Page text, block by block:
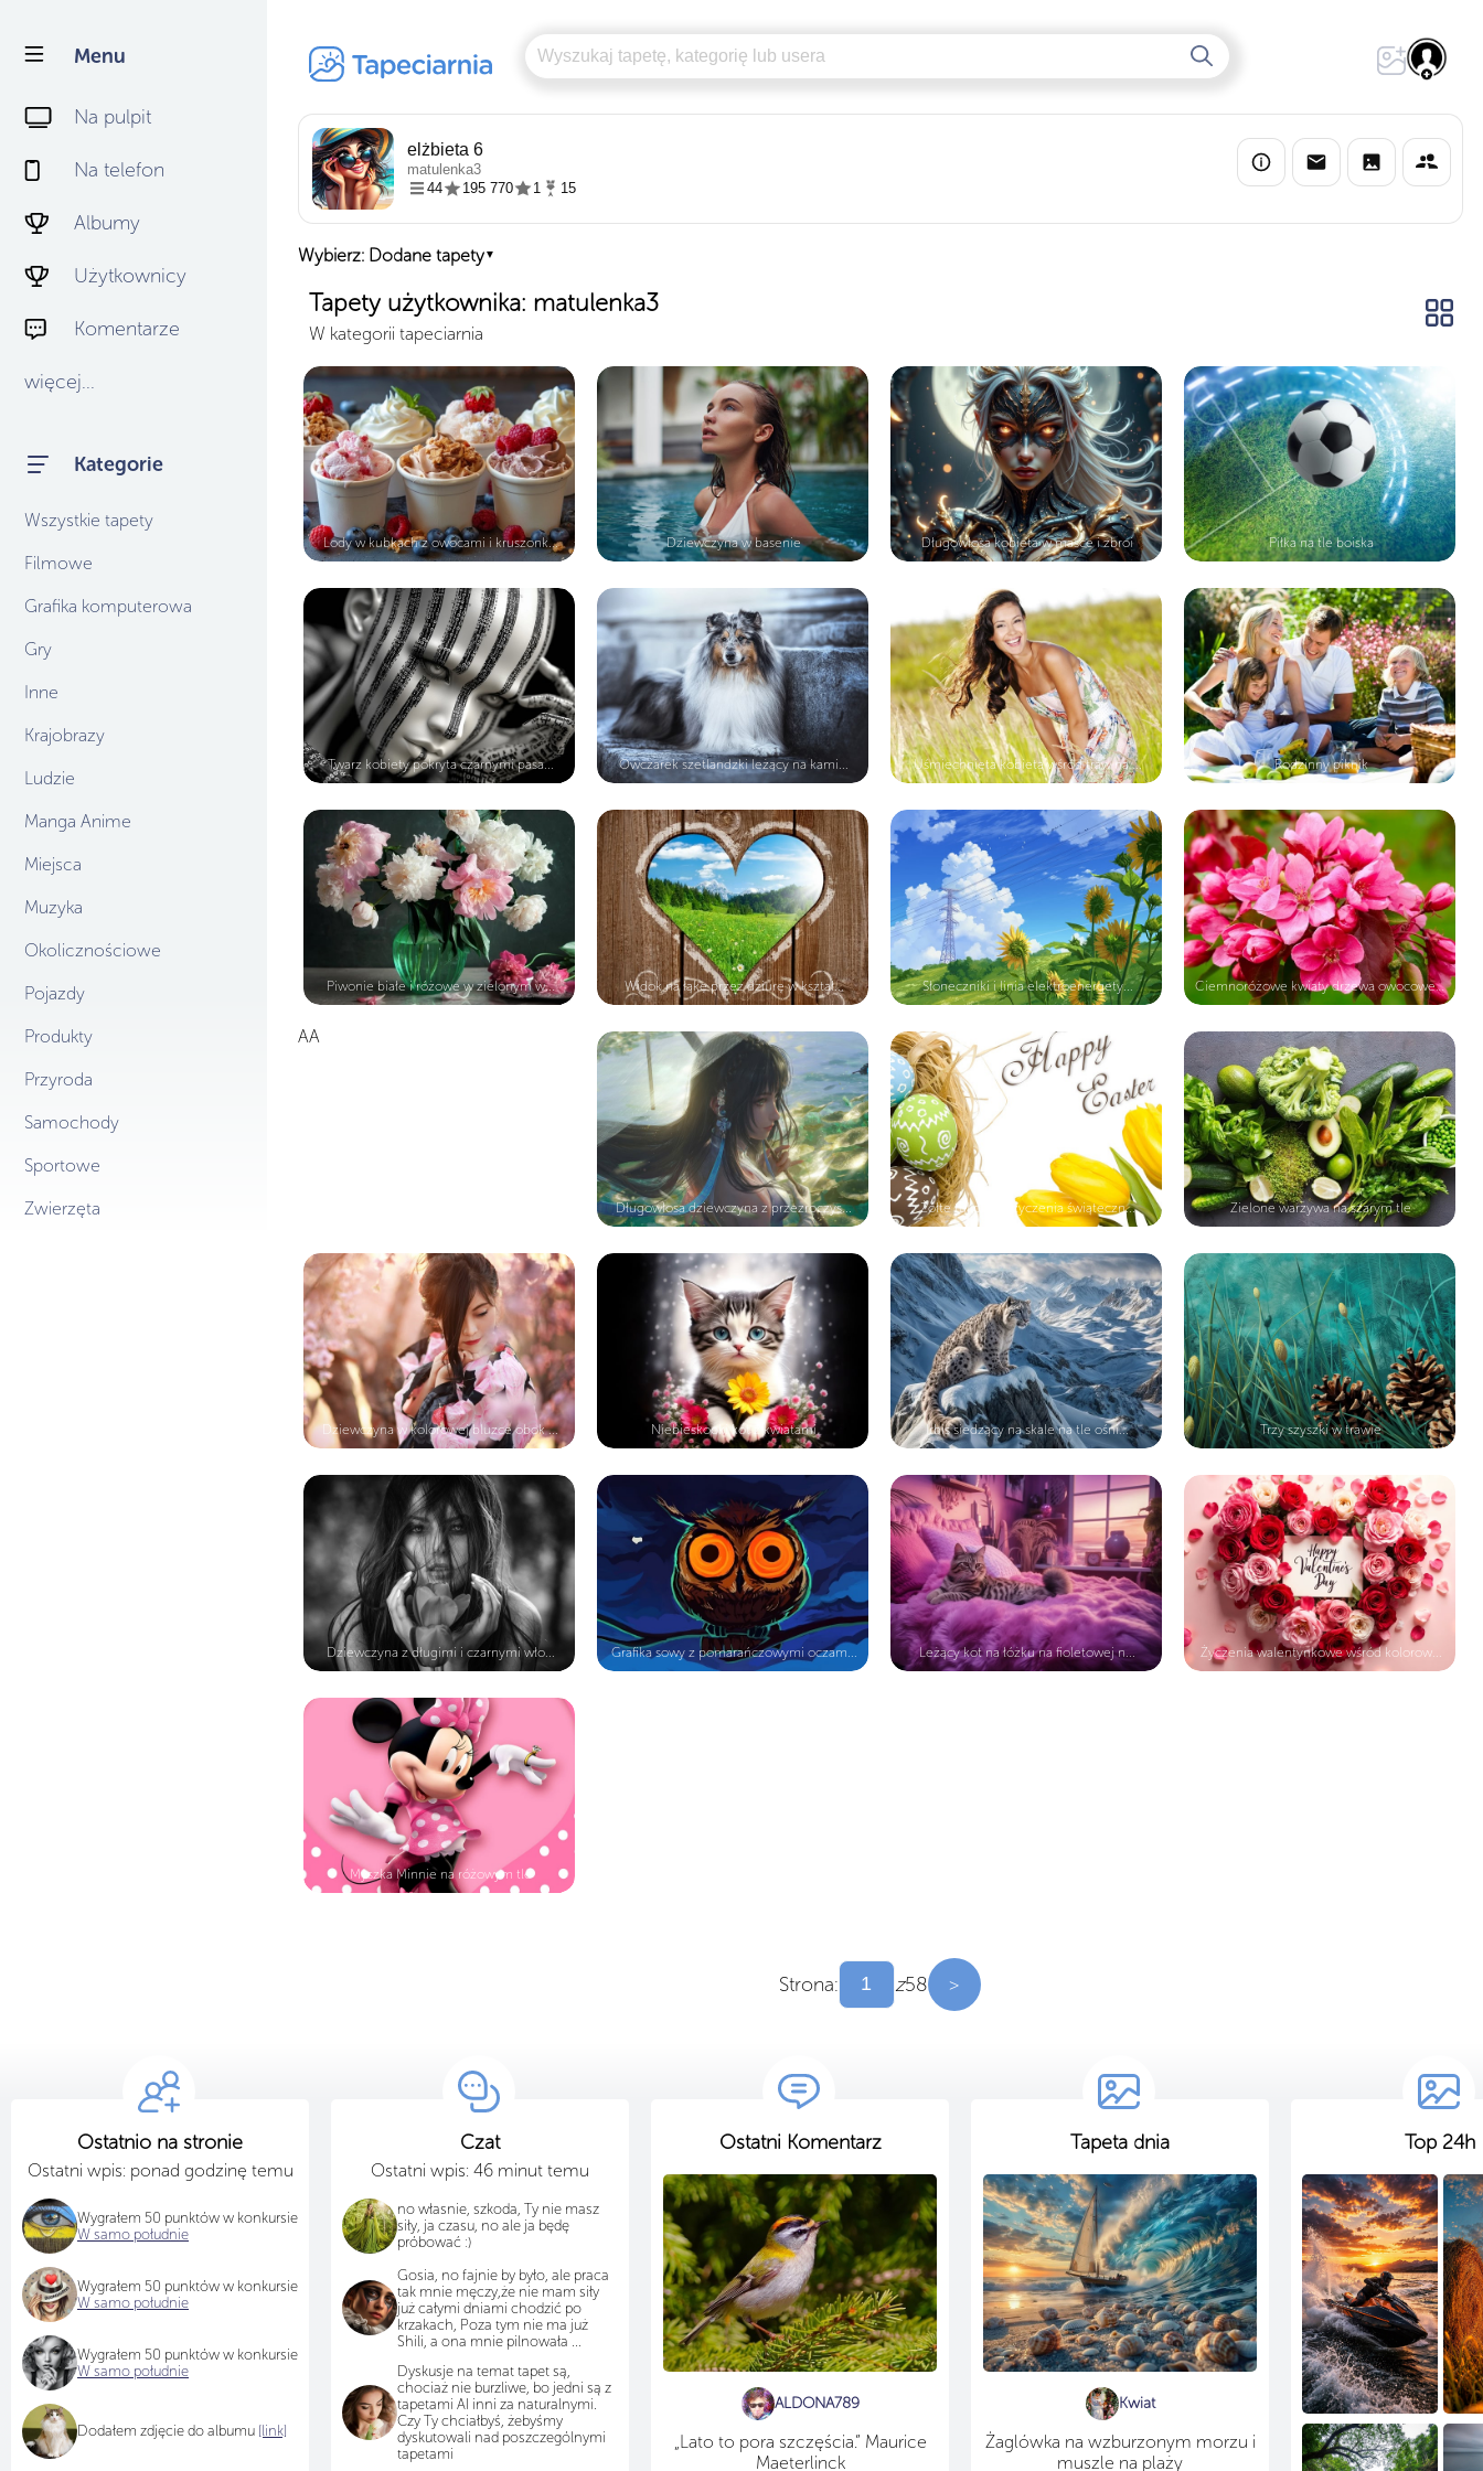
Menu
Na pulpit
Na telefon
Albumy
Użytkownicy
Komentarze
więcej...
Kategorie
Wszystkie tapety
Filmowe
Grafika komputerowa
Gry
Inne
Krajobrazy
Ludzie
Manga Anime
Miejsca
Muzyka
Okolicznościowe
Pojazdy
Produkty
Przyroda
Samochody
Sportowe
Zwierzęta
elżbieta 6
matulenka3
44
195 770 1 15
Wybierz: Dodane tapety▼
Tapety użytkownika: matulenka3
W kategorii tapeciarnia
Lody w kubkach z owocami i kruszonk... Dziewczyna w basenie Długowłosa kobieta w masce i zbroi Piłka na tle boiska
Twarz kobiety pokryta czarnymi pasa... Owczarek szetlandzki leżący na kami... Uśmiechnięta kobieta wśród traw na ... Rodzinny piknik
Piwonie białe i różowe w zielonym w... Widok na łąkę przez dziurę w kształ... Słoneczniki i linia elektroenergety... Ciemnoróżowe kwiaty drzewa owocoweg...
AA
Długowłosa dziewczyna z przezroczys... Żółte tulipany i życzenia świąteczn... Zielone warzywa na szarym tle
Dziewczyna w kolorowej bluzce obok ... Niebieskooki kot z kwiatami Irbis siedzący na skale na tle ośni... Trzy szyszki w trawie
Dziewczyna z długimi i czarnymi wło... Grafika sowy z pomarańczowymi oczam... Leżący kot na łóżku na fioletowej n... Życzenia walentynkowe wśród kolorow...
Myszka Minnie na różowym tle
Strona: z58 >
Ostatnio na stronie
Ostatni wpis: ponad godzinę temu
Wygrałem 50 punktów w konkursie
W samo południe
Wygrałem 50 punktów w konkursie
W samo południe
Wygrałem 50 punktów w konkursie
W samo południe
Dodałem zdjęcie do albumu [link]
Czat
Ostatni wpis: 46 minut temu
no własnie, szkoda, Ty nie masz
siły, ja czasu, no ale ja będę
próbować :)
Gosia, no fajnie by było, ale praca
tak mnie męczy,że nie mam siły
już całymi dniami chodzić po
krzakach, Poza tym nie ma już
Shili, a ona mnie pilnowała ...
Dyskusje na temat tapet są,
chociaż nie burzliwe, bo jedni są z
tapetami AI inni za naturalnymi.
Czy Ty chciałbyś, żebyśmy
dyskutowali nad poszczególnymi
tapetami
Ostatni Komentarz
ALDONA789
„Lato to pora szczęścia.” Maurice
Maeterlinck
Tapeta dnia
Kwiat
Żaglówka na wzburzonym morzu i
muszle na plaży
Top 24h